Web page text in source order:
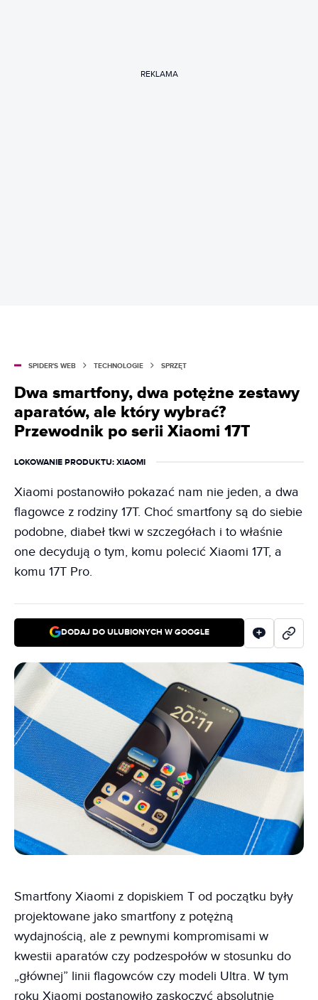
REKLAMA
SPIDER'S WEB TECHNOLOGIE SPRZĘT
Dwa smartfony, dwa potężne zestawy
aparatów, ale który wybrać?
Przewodnik po serii Xiaomi 17T
LOKOWANIE PRODUKTU: XIAOMI
Xiaomi postanowiło pokazać nam nie jeden, a dwa
flagowce z rodziny 17T. Choć smartfony są do siebie
podobne, diabeł tkwi w szczegółach i to właśnie
one decydują o tym, komu polecić Xiaomi 17T, a
komu 17T Pro.
DODAJ DO ULUBIONYCH W GOOGLE
Smartfony Xiaomi z dopiskiem T od początku były
projektowane jako smartfony z potężną
wydajnością, ale z pewnymi kompromisami w
kwestii aparatów czy podzespołów w stosunku do
„głównej” linii flagowców czy modeli Ultra. W tym
roku Xiaomi postanowiło zaskoczyć absolutnie